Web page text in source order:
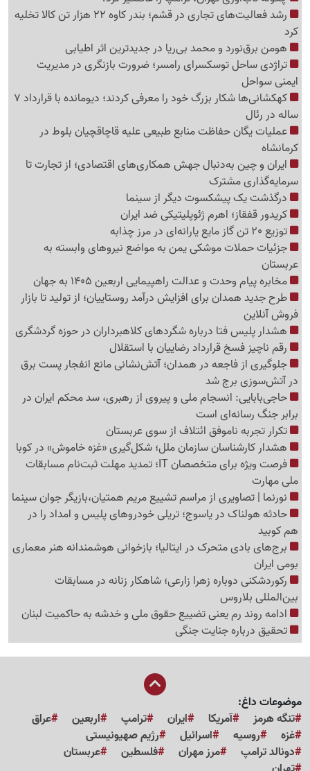
رشد فعالیت‌های تجاری در قشم؛ بندر کاوه 22 هزار تن کالا تخلیه
کرد
هومن برق‌نورد و محمد بی‌ریا در جدیدترین اثر اطیابی
تراژدی ساحل توسکسرای رامسر؛ ضرورت بازنگری در مدیریت
ایمنی سواحل
کهکشانی‌ها شکار بزرگ خود را معرفی کردند؛ دیومانده با قرارداد 7
ساله در رئال
عملیات یگان حفاظت منابع طبیعی علیه قاچاقچیان بلوط در
کرمانشاه
ایران و چین به‌دنبال جهش همکاری‌های اقتصادی؛ از تجارت تا
سرمایه‌گذاری مشترک
درگذشت یک پیشکسوت دیگر از سینما
کریدور قفقاز؛ اهرم ژئوپلیتیکی ضد ایران
توزیع 20 تن گاز مایع یارانه‌ای در مرز چذابه
جزئیات حملات موشکی یمن به مواضع نیروهای وابسته به
عربستان
مخابره پیام وحدت و عدالت راهپیمایی اربعین 1405 به جهان
طرح جدید همدان برای افزایش درآمد روستاییان؛ از تولید تا بازار
فروش آنلاین
هشدار پلیس فتا درباره شگردهای کلاهبرداران در حوزه گردشگری
رقم ناچیز فسخ قرارداد رضاییان با استقلال
جلوگیری از فاجعه در همدان؛ آتش‌نشانی مانع انفجار پست برق
در آتش‌سوزی برج شد
حاجی‌بابایی: انسجام ملی و پیروی از رهبری، سد محکم ایران در
برابر جنگ رسانه‌ای است
تکرار تجربه ناموفق ائتلاف از سوی عربستان
هشدار کارشناسان سازمان ملل؛ شکل‌گیری «غزه‌ خاموش» در کوبا
فرصت ویژه برای متخصصان IT؛ تمدید مهلت ثبت‌نام مسابقات
ملی مهارت
نورنما | تصاویری از مراسم تشییع مریم همتیان،بازیگر جوان سینما
حادثه هولناک در یاسوج؛ تریلی خودروهای پلیس و امداد را در
هم کوبید
برج‌های بادی متحرک در ایتالیا؛ بازخوانی هوشمندانه هنر معماری
بومی ایران
رکوردشکنی دوباره زهرا زارعی؛ شاهکار زنانه در مسابقات
بین‌المللی بلاروس
ادامه روند رم یعنی تضییع حقوق ملی و خدشه به حاکمیت لبنان
تحقیق درباره جنایت جنگی
موضوعات داغ:
تنگه هرمز
آمریکا ایران ترامپ اربعین
عراق
غزه
روسیه اسرائیل
رژیم صهیونیستی
دونالد ترامپ
مرز مهران فلسطین
عربستان